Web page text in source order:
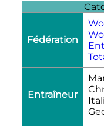
Fédération
Entraîneur